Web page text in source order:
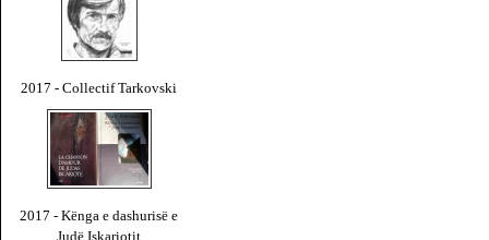
2017 - Collectif Tarkovski
2017 - Kënga e dashurisë e
Judë Iskariotit